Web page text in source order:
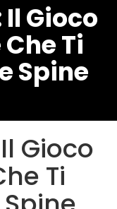
Gioco
Ti
Spine
Gioco
Ti